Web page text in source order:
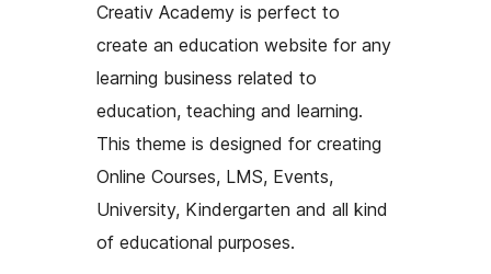
Creativ Academy is perfect to
create an education website for any
learning business related to
education, teaching and learning.
This theme is designed for creating
Online Courses, LMS, Events,
University, Kindergarten and all kind
of educational purposes.